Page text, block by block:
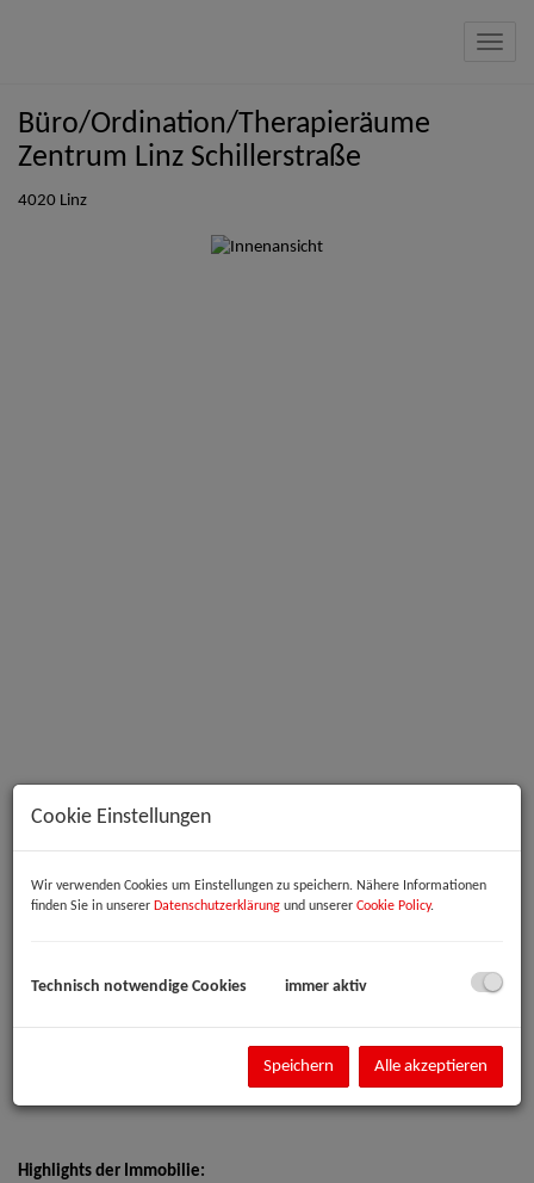
Büro/Ordination/Therapieräume
Zentrum Linz Schillerstraße
4020 Linz
Beschreibung
Im Herzen von Linz, direkt in der Schillerstraße, gelangt eine vielseitig
nutzbare Büro- oder Praxisfläche mit ca. 146 m² zur Vermietung. Die
begehbare Räume, die sich ideal für eine Ordination,
Gemeinschaftspraxis, Therapieeinrichtung oder ein modernes Büro
Highlights der Immobilie:
Cookie Einstellungen
Wir verwenden Cookies um Einstellungen zu speichern. Nähere Informationen
finden Sie in unserer Datenschutzerklärung und unserer Cookie Policy.
Technisch notwendige Cookies immer aktiv
Speichern Alle akzeptieren